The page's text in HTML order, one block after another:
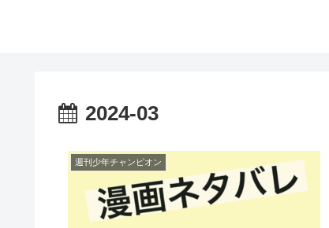
2024-03
週刊少年チャンピオン